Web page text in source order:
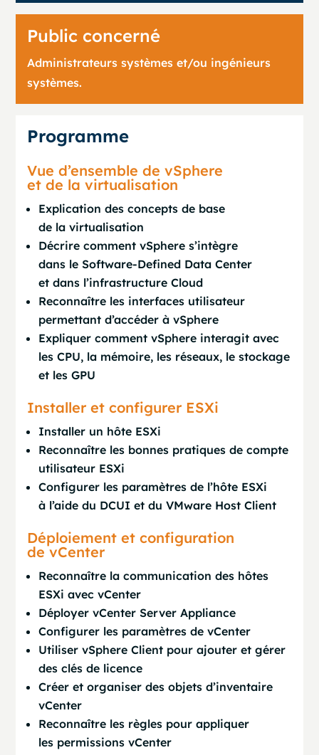
Public concerné
Administrateurs systèmes et/ou ingénieurs
systèmes.
Programme
Vue d’ensemble de vSphere
et de la virtualisation
Explication des concepts de base
de la virtualisation
Décrire comment vSphere s’intègre
dans le Software-Defined Data Center
et dans l’infrastructure Cloud
Reconnaître les interfaces utilisateur
permettant d’accéder à vSphere
Expliquer comment vSphere interagit avec
les CPU, la mémoire, les réseaux, le stockage
et les GPU
Installer et configurer ESXi
Installer un hôte ESXi
Reconnaître les bonnes pratiques de compte
utilisateur ESXi
Configurer les paramètres de l’hôte ESXi
à l’aide du DCUI et du VMware Host Client
Déploiement et configuration
de vCenter
Reconnaître la communication des hôtes
ESXi avec vCenter
Déployer vCenter Server Appliance
Configurer les paramètres de vCenter
Utiliser vSphere Client pour ajouter et gérer
des clés de licence
Créer et organiser des objets d’inventaire
vCenter
Reconnaître les règles pour appliquer
les permissions vCenter